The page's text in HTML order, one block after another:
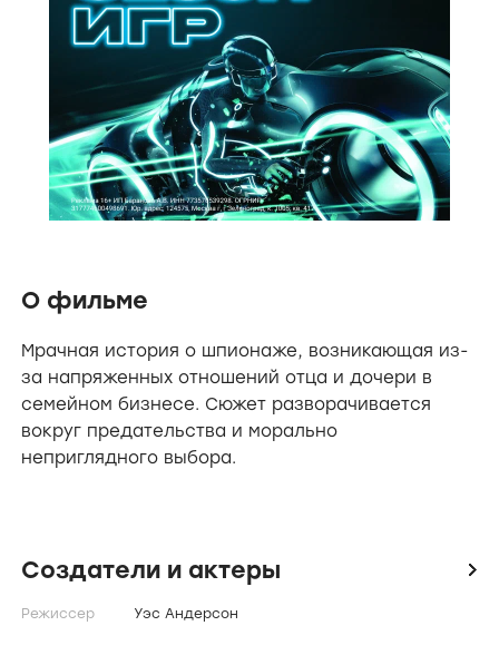
О фильме
Мрачная история о шпионаже, возникающая из-
за напряженных отношений отца и дочери в
семейном бизнесе. Сюжет разворачивается
вокруг предательства и морально
неприглядного выбора.
Создатели и актеры icon
Режиссер Уэс Андерсон